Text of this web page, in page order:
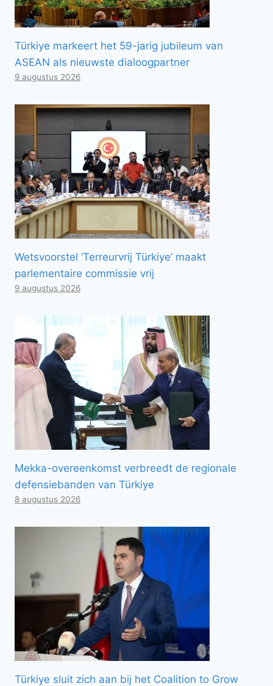
Türkiye markeert het 59-jarig jubileum van
ASEAN als nieuwste dialoogpartner
9 augustus 2026
Wetsvoorstel ‘Terreurvrij Türkiye’ maakt
parlementaire commissie vrij
9 augustus 2026
Mekka-overeenkomst verbreedt de regionale
defensiebanden van Türkiye
8 augustus 2026
Türkiye sluit zich aan bij het Coalition to Grow